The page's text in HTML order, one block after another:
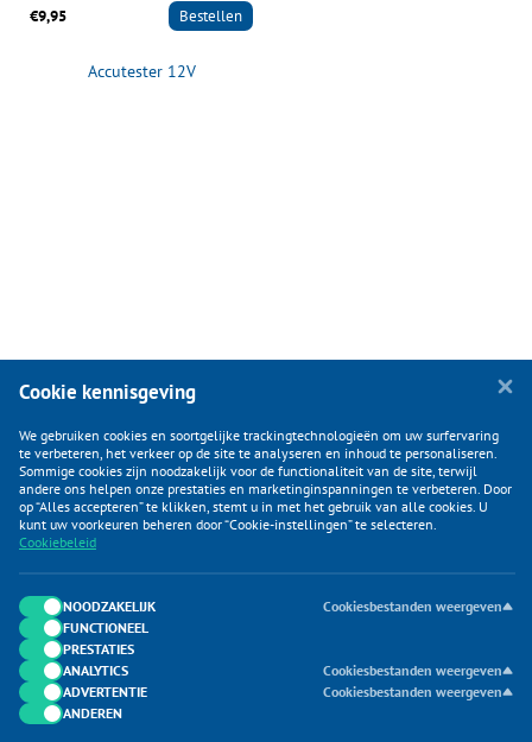
€9,95 Bestellen
Accutester 12V
KLANTENSERVICE
CATEGORIEËN
DUIJVELAAR E-COMMERCE
CONTACTEN
Cookie kennisgeving
We gebruiken cookies en soortgelijke trackingtechnologieën om uw surfervaring
te verbeteren, het verkeer op de site te analyseren en inhoud te personaliseren.
Sommige cookies zijn noodzakelijk voor de functionaliteit van de site, terwijl
andere ons helpen onze prestaties en marketinginspanningen te verbeteren. Door
op “Alles accepteren” te klikken, stemt u in met het gebruik van alle cookies. U
kunt uw voorkeuren beheren door “Cookie-instellingen” te selecteren.
Cookiebeleid
NOODZAKELIJK
Cookiesbestanden weergeven
FUNCTIONEEL
PRESTATIES
ANALYTICS
Cookiesbestanden weergeven
ADVERTENTIE
Cookiesbestanden weergeven
ANDEREN